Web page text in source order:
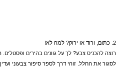
2. כתום, ורוד או ירוק? למה לא!
לסגור את החלל. זוהי דרך לספר סיפור צבעוני ועדין.